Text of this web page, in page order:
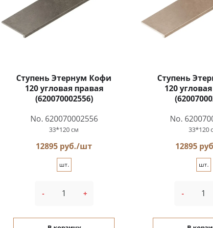
Ступень Этернум Кофи
120 угловая правая
(620070002556)
No. 620070002556
33*120 см
12895 руб./шт
шт.
- +
Ступень
120
No.
33*120
12895
шт.
-